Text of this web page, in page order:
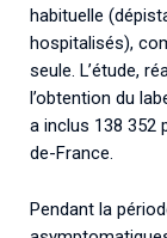
habituelle
hospitalisés),
seule. L’étude,
l’obtention du
a inclus 138 352
de-France.
Pendant la